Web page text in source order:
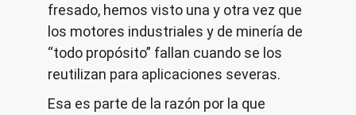
fresado, hemos visto una y otra vez que
los motores industriales y de minería de
“todo propósito” fallan cuando se los
reutilizan para aplicaciones severas.
Esa es parte de la razón por la que